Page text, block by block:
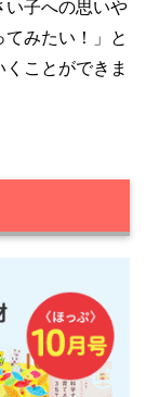
い子への思いや
みたい！」と
ことができま